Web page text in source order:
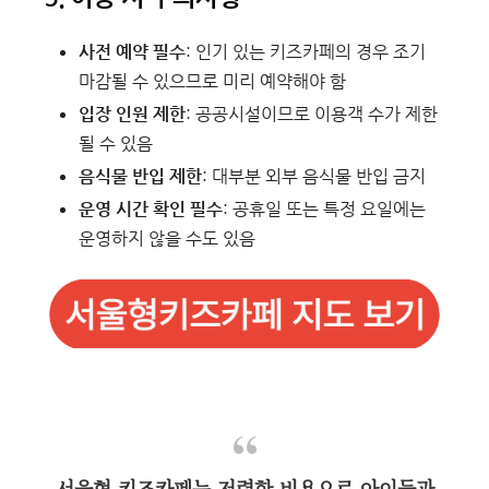
사전 예약 필수: 인기 있는 키즈카페의 경우 조기
마감될 수 있으므로 미리 예약해야 함
입장 인원 제한: 공공시설이므로 이용객 수가 제한
될 수 있음
음식물 반입 제한: 대부분 외부 음식물 반입 금지
운영 시간 확인 필수: 공휴일 또는 특정 요일에는
운영하지 않을 수도 있음